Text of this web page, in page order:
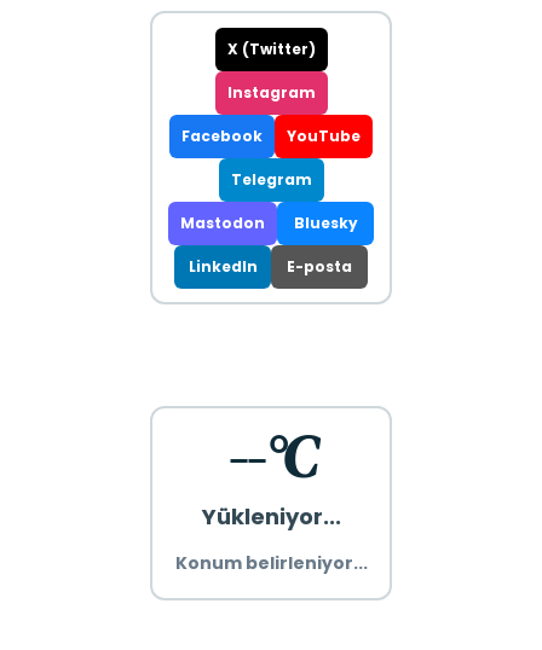
X (Twitter)
Instagram
Facebook YouTube
Telegram
Mastodon Bluesky
LinkedIn E-posta
--°C
Yükleniyor...
Konum belirleniyor...